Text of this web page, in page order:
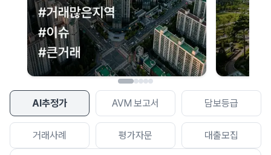
AI추정가 AVM 보고서 담보등급
거래사례 평가자문 대출모집